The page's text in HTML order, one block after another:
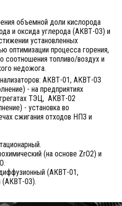
объемной доли кислорода
и оксида углерода (АКВТ-03) и
установленных
оптимизации процесса горения,
соотношения топливо/воздух и
недожога.
АКВТ-01, АКВТ-03
- на предприятиях
ТЭЦ, АКВТ-02
- установка во
сжигания отходов НПЗ и
(на основе ZrO2) и
(АКВТ-01,
(АКВТ-03).